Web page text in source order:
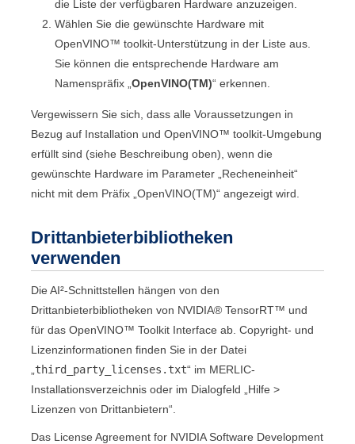
die Liste der verfügbaren Hardware anzuzeigen.
Wählen Sie die gewünschte Hardware mit
OpenVINO™ toolkit-Unterstützung in der Liste aus.
Sie können die entsprechende Hardware am
Namenspräfix „OpenVINO(TM)“ erkennen.
Vergewissern Sie sich, dass alle Voraussetzungen in
Bezug auf Installation undOpenVINO™ toolkit-Umgebung
erfüllt sind (siehe Beschreibung oben), wenn die
gewünschte Hardware im Parameter „ Recheneinheit“
nicht mit dem Präfix „OpenVINO(TM)“ angezeigt wird.
Drittanbieterbibliotheken
verwenden
Die AI²-Schnittstellen hängen von den
Drittanbieterbibliotheken von NVIDIA® TensorRT™ und
für dasOpenVINO™ Toolkit Interface ab. Copyright- und
Lizenzinformationen finden Sie in der Datei
third_party_licenses.txt“ im MERLIC-
Installationsverzeichnis oder im Dialogfeld „ Hilfe >
Lizenzen von Drittanbietern“.
Das License Agreement for NVIDIA Software Development